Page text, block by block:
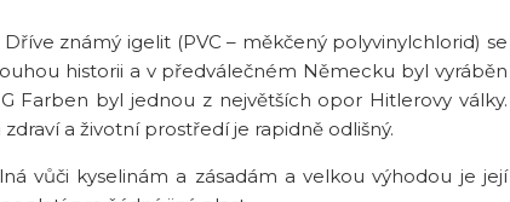
Dříve známý igelit (PVC – měkčený polyvinylchlorid) se
historii a v předválečném Německu byl vyráběn
Farben byl jednou z největších opor Hitlerovy války.
a životní prostředí je rapidně odlišný.
vůči kyselinám a zásadám a velkou výhodou je její